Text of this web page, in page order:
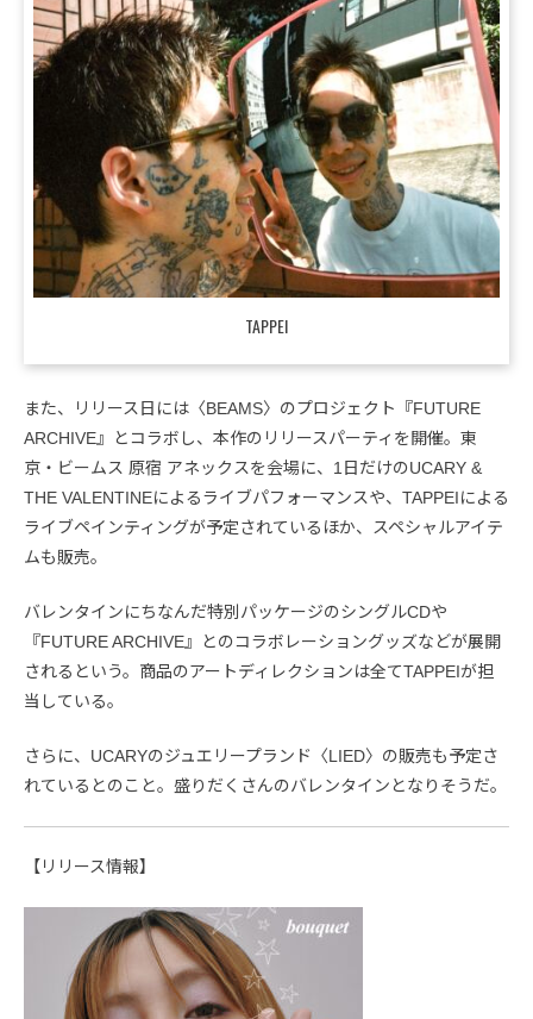
TAPPEI
また、リリース日には〈BEAMS〉のプロジェクト『FUTURE
ARCHIVE』とコラボし、本作のリリースパーティを開催。東
京・ビームス 原宿 アネックスを会場に、1日だけのUCARY &
THE VALENTINEによるライブパフォーマンスや、TAPPEIによる
ライブペインティングが予定されているほか、スペシャルアイテ
ムも販売。
バレンタインにちなんだ特別パッケージのシングルCDや
『FUTURE ARCHIVE』とのコラボレーショングッズなどが展開
されるという。商品のアートディレクションは全てTAPPEIが担
当している。
さらに、UCARYのジュエリープランド〈LIED〉の販売も予定さ
れているとのこと。盛りだくさんのバレンタインとなりそうだ。
【リリース情報】